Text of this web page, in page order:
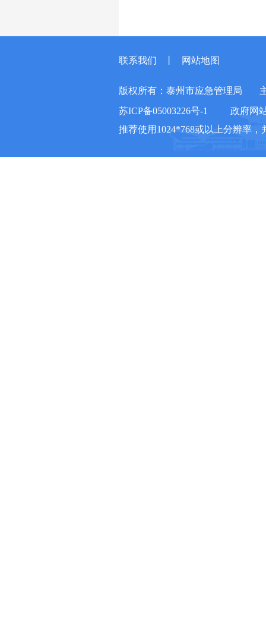
联系我们 网站地图
版权所有：泰州市应急管理局
苏ICP备05003226号-1
政府网
推荐使用1024*768或以上分辨率